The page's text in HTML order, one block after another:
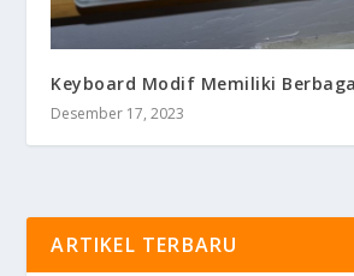
Keyboard Modif Memiliki
Desember 17, 2023
ARTIKEL TERBARU